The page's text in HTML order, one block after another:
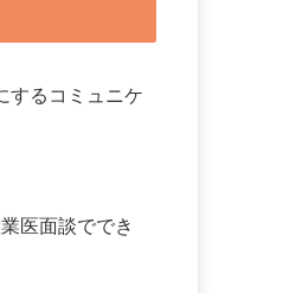
するコミュニケ
医面談ででき